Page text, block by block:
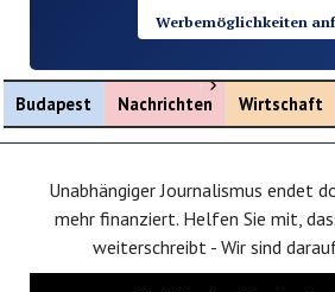
Werbemöglichkeiten
Budapest Nachrichten
Menü öffnen
Wirtschaft
Unabhängiger Journalismus endet
mehr finanziert. Helfen Sie mit,
weiterschreibt - Wir sind